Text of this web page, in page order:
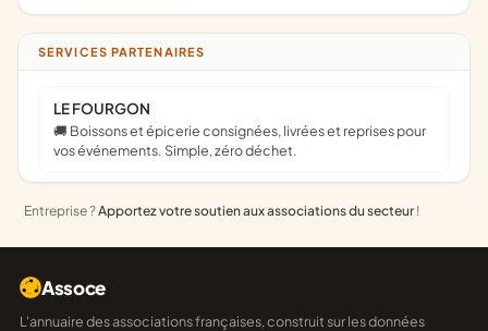
SERVICES PARTENAIRES
LE FOURGON
🚚 Boissons et épicerie consignées, livrées et reprises pour
vos événements. Simple, zéro déchet.
Entreprise ?Apportez votre soutien aux associations du secteur !
Assoce
L'annuaire des associations françaises, construit sur les données